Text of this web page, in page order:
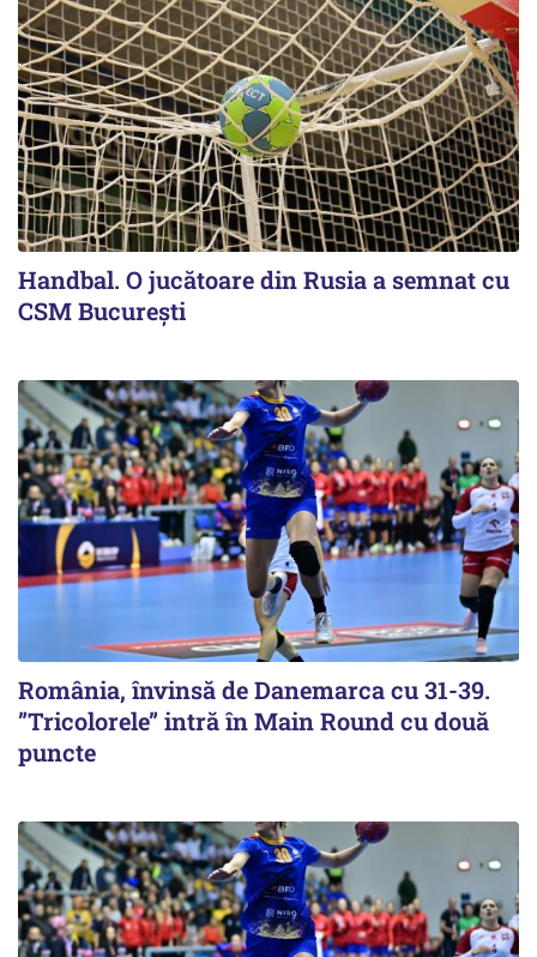
Handbal. O jucătoare din Rusia a semnat cu
CSM Bucureşti
România, învinsă de Danemarca cu 31-39.
”Tricolorele” intră în Main Round cu două
puncte